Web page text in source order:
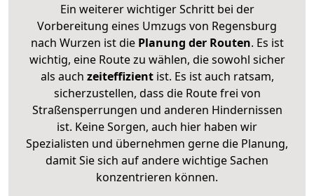
Ein weiterer wichtiger Schritt bei der
Vorbereitung eines Umzugs von Regensburg
nach Wurzen ist diePlanung der Routen. Es ist
wichtig, eine Route zu wählen, die sowohl sicher
als auch zeiteffizientist. Es ist auch ratsam,
sicherzustellen, dass die Route frei von
Straßensperrungen und anderen Hindernissen
ist. Keine Sorgen, auch hier haben wir
Spezialisten und übernehmen gerne die Planung,
damit Sie sich auf andere wichtige Sachen
konzentrieren können.